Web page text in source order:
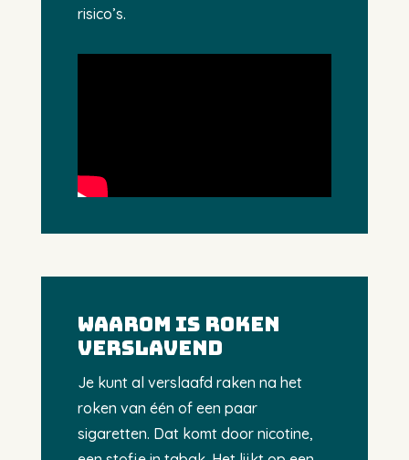
risico’s.
WAAROM IS ROKEN
VERSLAVEND
Je kunt al verslaafd raken na het
roken van één of een paar
sigaretten. Dat komt door nicotine,